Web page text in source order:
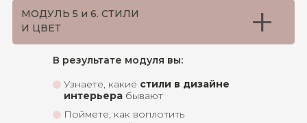
МОДУЛЬ 5 и 6. СТИЛИ
И ЦВЕТ
+
В результате модуля вы:
Узнаете, какие стили в дизайне
интерьерабывают
Поймете, как воплотить